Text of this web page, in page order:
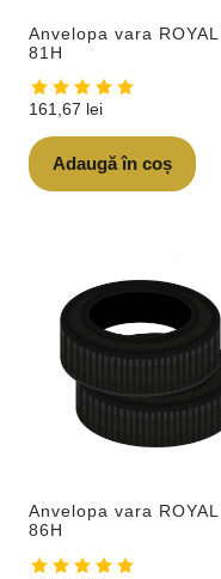
Anvelopa vara
81H
161,67 lei
Adaugă în coș
Anvelopa vara
86H